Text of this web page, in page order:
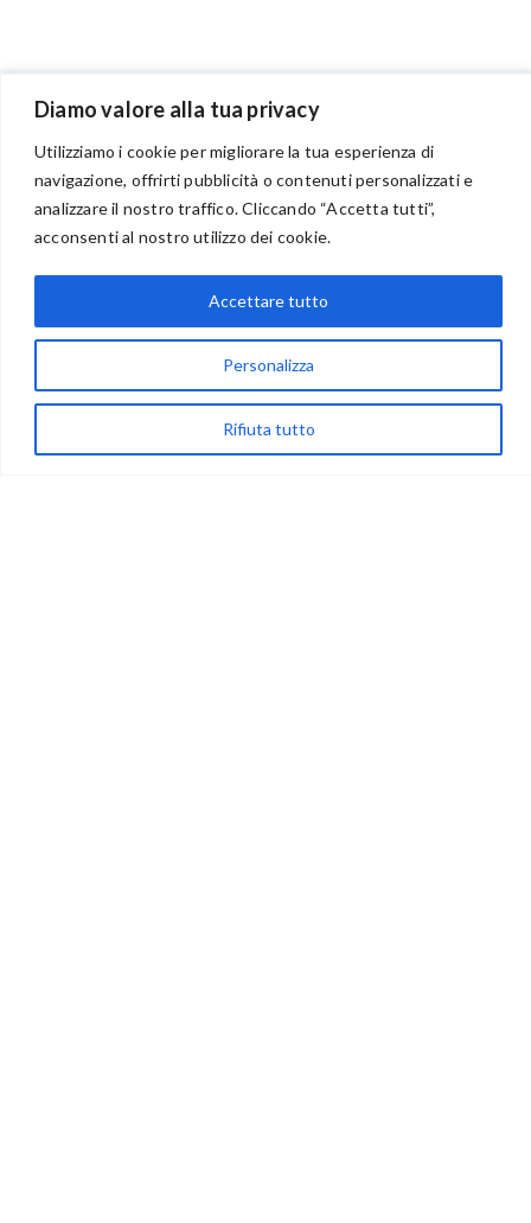
Diamo valore alla tua privacy
Utilizziamo i cookie per migliorare la tua esperienza di
navigazione, offrirti pubblicità o contenuti personalizzati e
analizzare il nostro traffico. Cliccando “Accetta tutti”,
acconsenti al nostro utilizzo dei cookie.
Personalizza
Rifiuta tutto
Accettare tutto
via Acqua delle Noci 12
83024 Monteforte Irpino (AV)
info@ideepercreare.it
LINK UTILI